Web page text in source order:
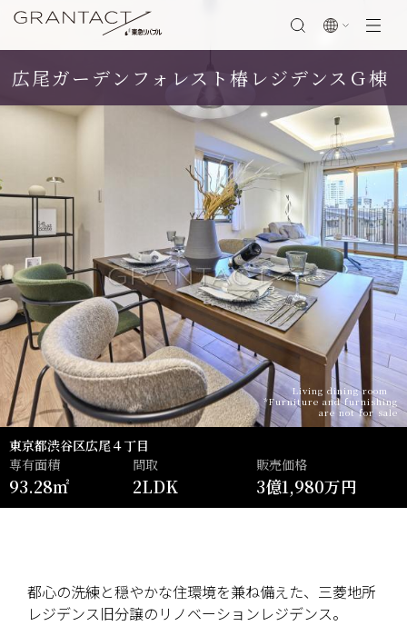
閉じる
広尾ガーデンフォレスト椿レジデンスＧ棟
Living dining room
*Furniture and furnishing
are not for sale
SCROLL
東京都渋谷区広尾４丁目
専有面積
93.28㎡
間取
2LDK
販売価格
3億1,980万円
都心の洗練と穏やかな住環境を兼ね備えた、三菱地所
レジデンス旧分譲のリノベーションレジデンス。